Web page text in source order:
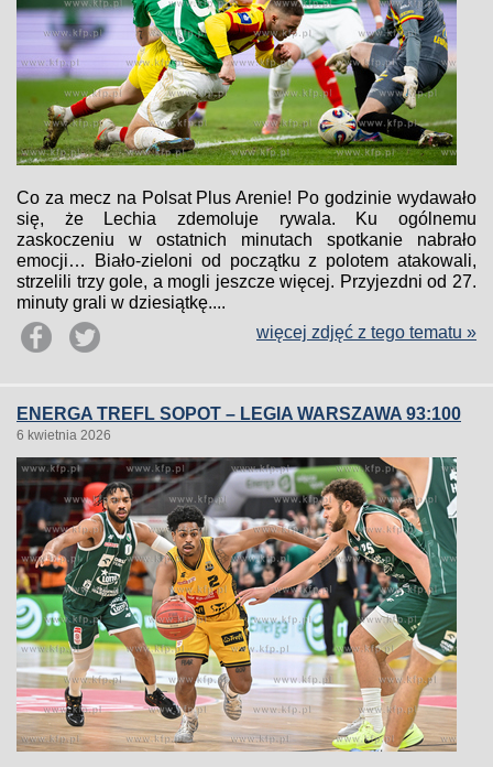
Co za mecz na Polsat Plus Arenie! Po godzinie wydawało
się, że Lechia zdemoluje rywala. Ku ogólnemu
zaskoczeniu w ostatnich minutach spotkanie nabrało
emocji… Biało-zieloni od początku z polotem atakowali,
strzelili trzy gole, a mogli jeszcze więcej. Przyjezdni od 27.
minuty grali w dziesiątkę....
więcej zdjęć z tego tematu »
ENERGA TREFL SOPOT – LEGIA WARSZAWA 93:100
6 kwietnia 2026